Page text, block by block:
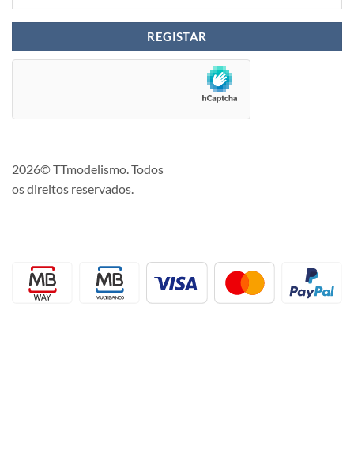
2026© TTmodelismo. Todos
os direitos reservados.